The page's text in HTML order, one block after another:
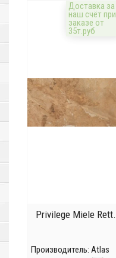
Доставка за
наш счёт при
заказе от
35т.руб
Privilege Miele Rett.
Производитель: Atlas